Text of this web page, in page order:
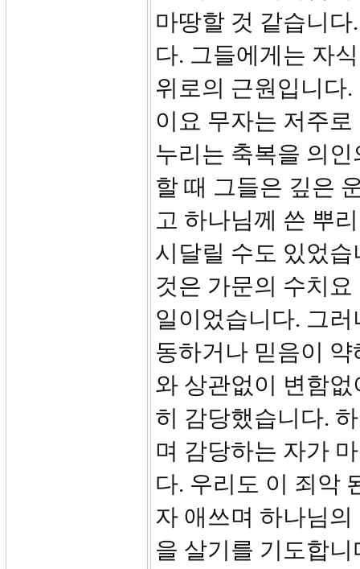
마땅할 것 같습니
다. 그들에게는 자
위로의 근원입니다
이요 무자는 저주
누리는 축복을 의
할 때 그들은 깊은
고 하나님께 쓴 뿌
시달릴 수도 있었
것은 가문의 수치
일이었습니다. 그
동하거나 믿음이
와 상관없이 변함
히 감당했습니다.
며 감당하는 자가
다. 우리도 이 죄악
자 애쓰며 하나님
을 살기를 기도합니